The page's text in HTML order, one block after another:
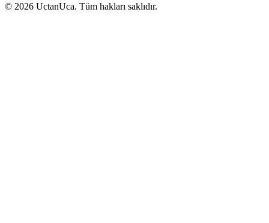
© 2026 UctanUca. Tüm hakları saklıdır.